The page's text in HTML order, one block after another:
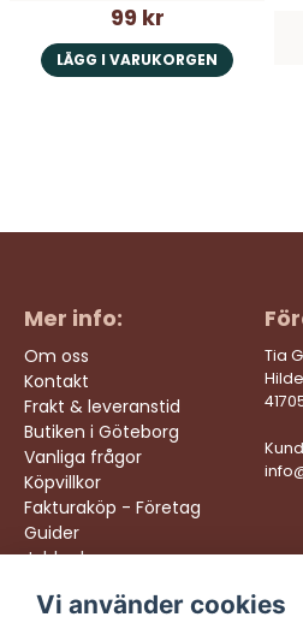
99 kr
LÄGG I VARUKORGEN
Mer info:
Om oss
Kontakt
Frakt & leveranstid
Butiken i Göteborg
Vanliga frågor
Köpvillkor
Fakturaköp - Företag
Guider
Jobba hos oss
Tia
Följ oss: Vi
Vi använder cookies